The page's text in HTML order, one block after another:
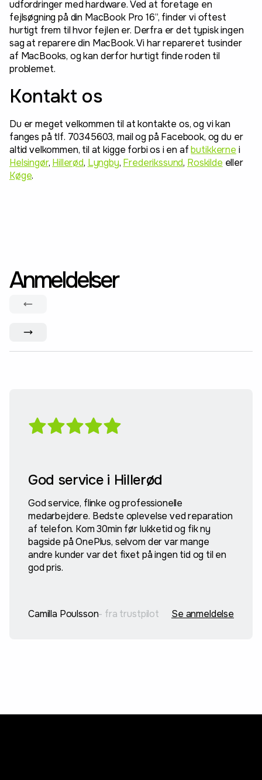
udfordringer med hardware. Ved at foretage en
fejlsøgning på din MacBook Pro 16”, finder vi oftest
hurtigt frem til hvor fejlen er. Derfra er det typisk ingen
sag at reparere din MacBook. Vi har repareret tusinder
af MacBooks, og kan derfor hurtigt finde roden til
problemet.
Kontakt os
Du er meget velkommen til at kontakte os, og vi kan
fanges på tlf. 70345603, mail og på Facebook, og du er
altid velkommen, til at kigge forbi os i en afbutikkerne i
Helsingør, Hillerød, Lyngby, Frederikssund, Roskilde eller
Køge.
Anmeldelser
God service i Hillerød
God service, flinke og professionelle
medarbejdere. Bedste oplevelse ved reparation
af telefon. Kom 30min før lukketid og fik ny
bagside på OnePlus, selvom der var mange
andre kunder var det fixet på ingen tid og til en
god pris.
Camilla Poulsson- fra trustpilot Se anmeldelse